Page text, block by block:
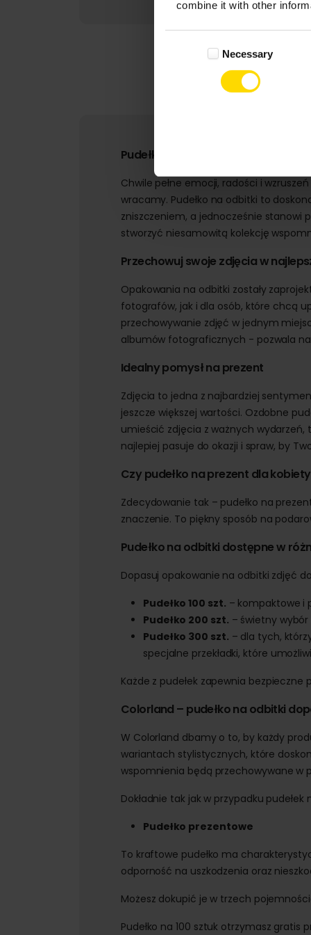
combine it with other
Necessary
Pudełko na odbitki – elegancki
Chwile pełne emocji, radości i
wracamy. Pudełko na odbitki to
zniszczeniem, a jednocześnie stanowi
stworzyć niesamowitą kolekcję
Przechowuj swoje zdjęcia w
Opakowania na odbitki zostały
fotografów, jak i dla osób, które chcą
przechowywanie zdjęć w jednym
albumów fotograficznych - pozwala
Idealny pomysł na prezent
Zdjęcia to jedna z najbardziej
jeszcze większej wartości. Ozdobne
umieścić zdjęcia z ważnych wydarzeń,
najlepiej pasuje do okazji i spraw, by
Czy pudełko na prezent dla
Zdecydowanie tak – pudełko na
znaczenie. To piękny sposób na
Pudełko na odbitki dostępne w
Dopasuj opakowanie na odbitki zdjęć
Pudełko 100 szt. – kompaktowe i
Pudełko 200 szt. – świetny
Pudełko 300 szt. – dla tych,
specjalne przekładki, które
Każde z pudełek zapewnia
Colorland – pudełko na odbitki
W Colorland dbamy o to, by każdy
wariantach stylistycznych, które
wspomnienia będą przechowywane w
Dokładnie tak jak w przypadku
Pudełko prezentowe
To kraftowe pudełko ma
odporność na uszkodzenia oraz
Możesz dokupić je w trzech
Pudełko na 100 sztuk otrzymasz gratis